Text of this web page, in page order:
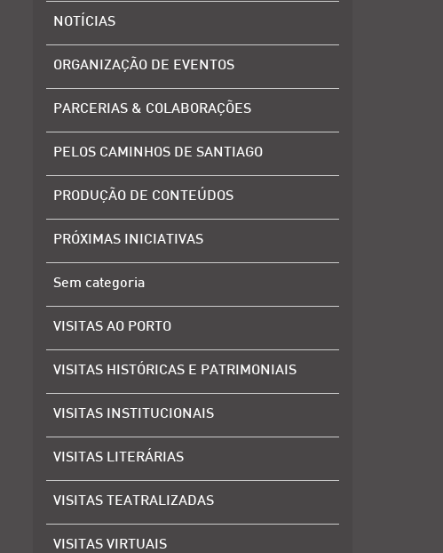
NOTÍCIAS
ORGANIZAÇÃO DE EVENTOS
PARCERIAS & COLABORAÇÕES
PELOS CAMINHOS DE SANTIAGO
PRODUÇÃO DE CONTEÚDOS
PRÓXIMAS INICIATIVAS
Sem categoria
VISITAS AO PORTO
VISITAS HISTÓRICAS E PATRIMONIAIS
VISITAS INSTITUCIONAIS
VISITAS LITERÁRIAS
VISITAS TEATRALIZADAS
VISITAS VIRTUAIS